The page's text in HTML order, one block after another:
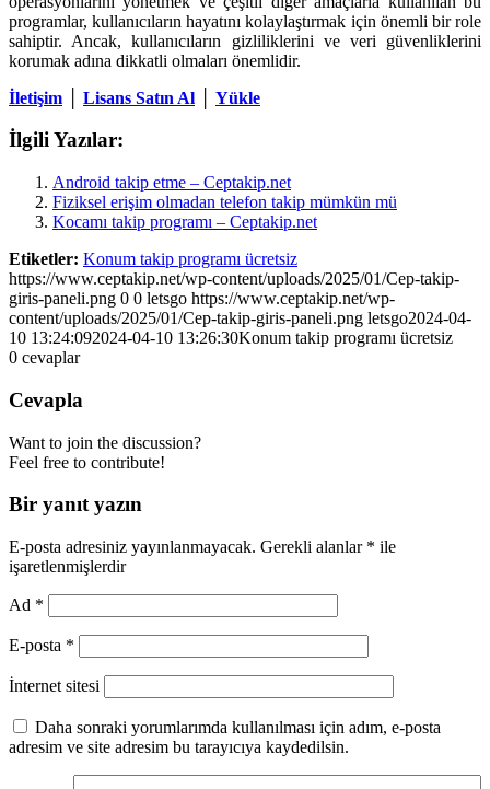
programlar, kullanıcıların hayatını kolaylaştırmak için önemli bir role
sahiptir. Ancak, kullanıcıların gizliliklerini ve veri güvenliklerini
korumak adına dikkatli olmaları önemlidir.
İletişim
Lisans Satın Al Yükle
İlgili Yazılar:
Android takip etme – Ceptakip.net
Fiziksel erişim olmadan telefon takip mümkün mü
Kocamı takip programı – Ceptakip.net
Etiketler: Konum takip programı ücretsiz
https://www.ceptakip.net/wp-content/uploads/2025/01/Cep-takip-
giris-paneli.png 0 0 letsgo https://www.ceptakip.net/wp-
content/uploads/2025/01/Cep-takip-giris-paneli.png letsgo2024-04-
10 13:24:092024-04-10 13:26:30Konum takip programı ücretsiz
0 cevaplar
Cevapla
Want to join the discussion?
Feel free to contribute!
Bir yanıt yazın
E-posta adresiniz yayınlanmayacak. Gerekli alanlar * ile
işaretlenmişlerdir
Ad *
E-posta *
İnternet sitesi
Daha sonraki yorumlarımda kullanılması için adım, e-posta
adresim ve site adresim bu tarayıcıya kaydedilsin.